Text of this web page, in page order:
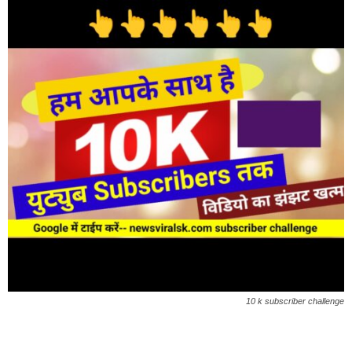
10 k subscriber challenge